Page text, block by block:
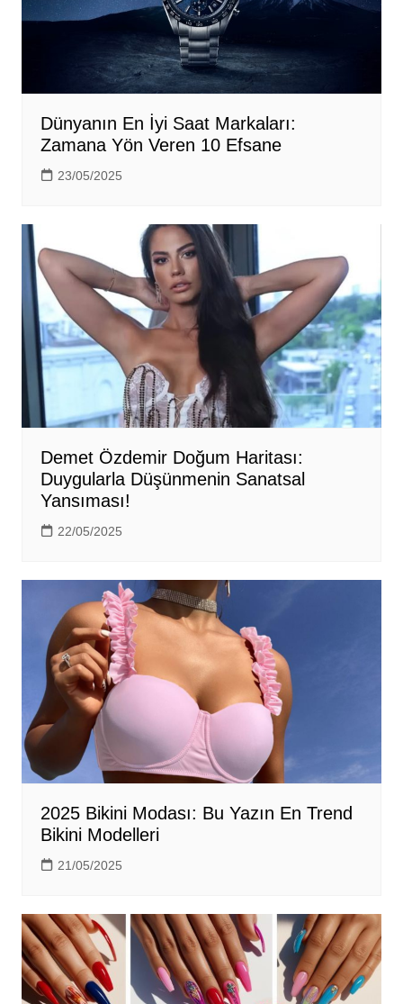
Dünyanın En İyi Saat Markaları:
Zamana Yön Veren 10 Efsane
23/05/2025
Demet Özdemir Doğum Haritası:
Duygularla Düşünmenin Sanatsal
Yansıması!
22/05/2025
2025 Bikini Modası: Bu Yazın En Trend
Bikini Modelleri
21/05/2025